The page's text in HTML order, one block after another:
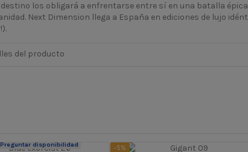
los obligará a enfrentarse entre sí en una batalla épica
Next Dimension llega a España en ediciones de lujo
del producto
Preguntar disponibilidad -5%